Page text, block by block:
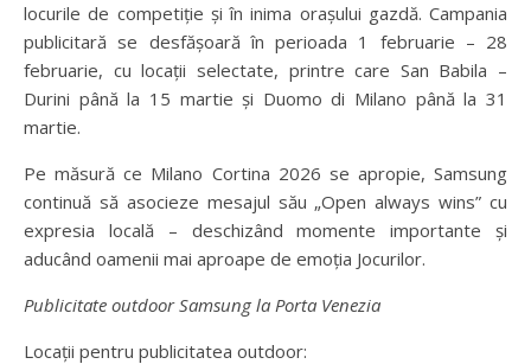
locurile de competiție și în inima orașului gazdă. Campania
publicitară se desfășoară în perioada 1 februarie – 28
februarie, cu locații selectate, printre care San Babila –
Durini până la 15 martie și Duomo di Milano până la 31
martie.
Pe măsură ce Milano Cortina 2026 se apropie, Samsung
continuă să asocieze mesajul său „Open always wins” cu
expresia locală – deschizând momente importante și
aducând oamenii mai aproape de emoția Jocurilor.
Publicitate outdoor Samsung la Porta Venezia
Locații pentru publicitatea outdoor: